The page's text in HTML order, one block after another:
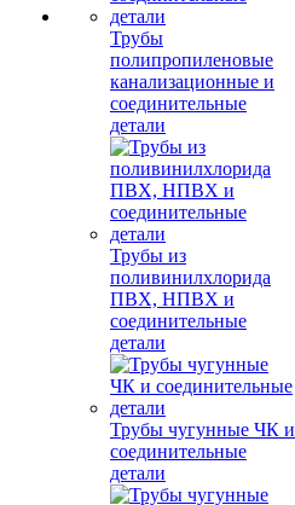
Трубы
полипропиленовые
канализационные и
соединительные
детали
Трубы из
поливинилхлорида
ПВХ, НПВХ и
соединительные
детали
Трубы чугунные ЧК и
соединительные
детали